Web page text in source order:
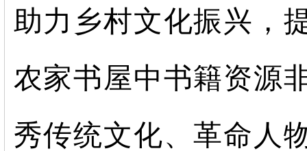
助力乡村文化振兴，
农家书屋中书籍资源
秀传统文化、革命人